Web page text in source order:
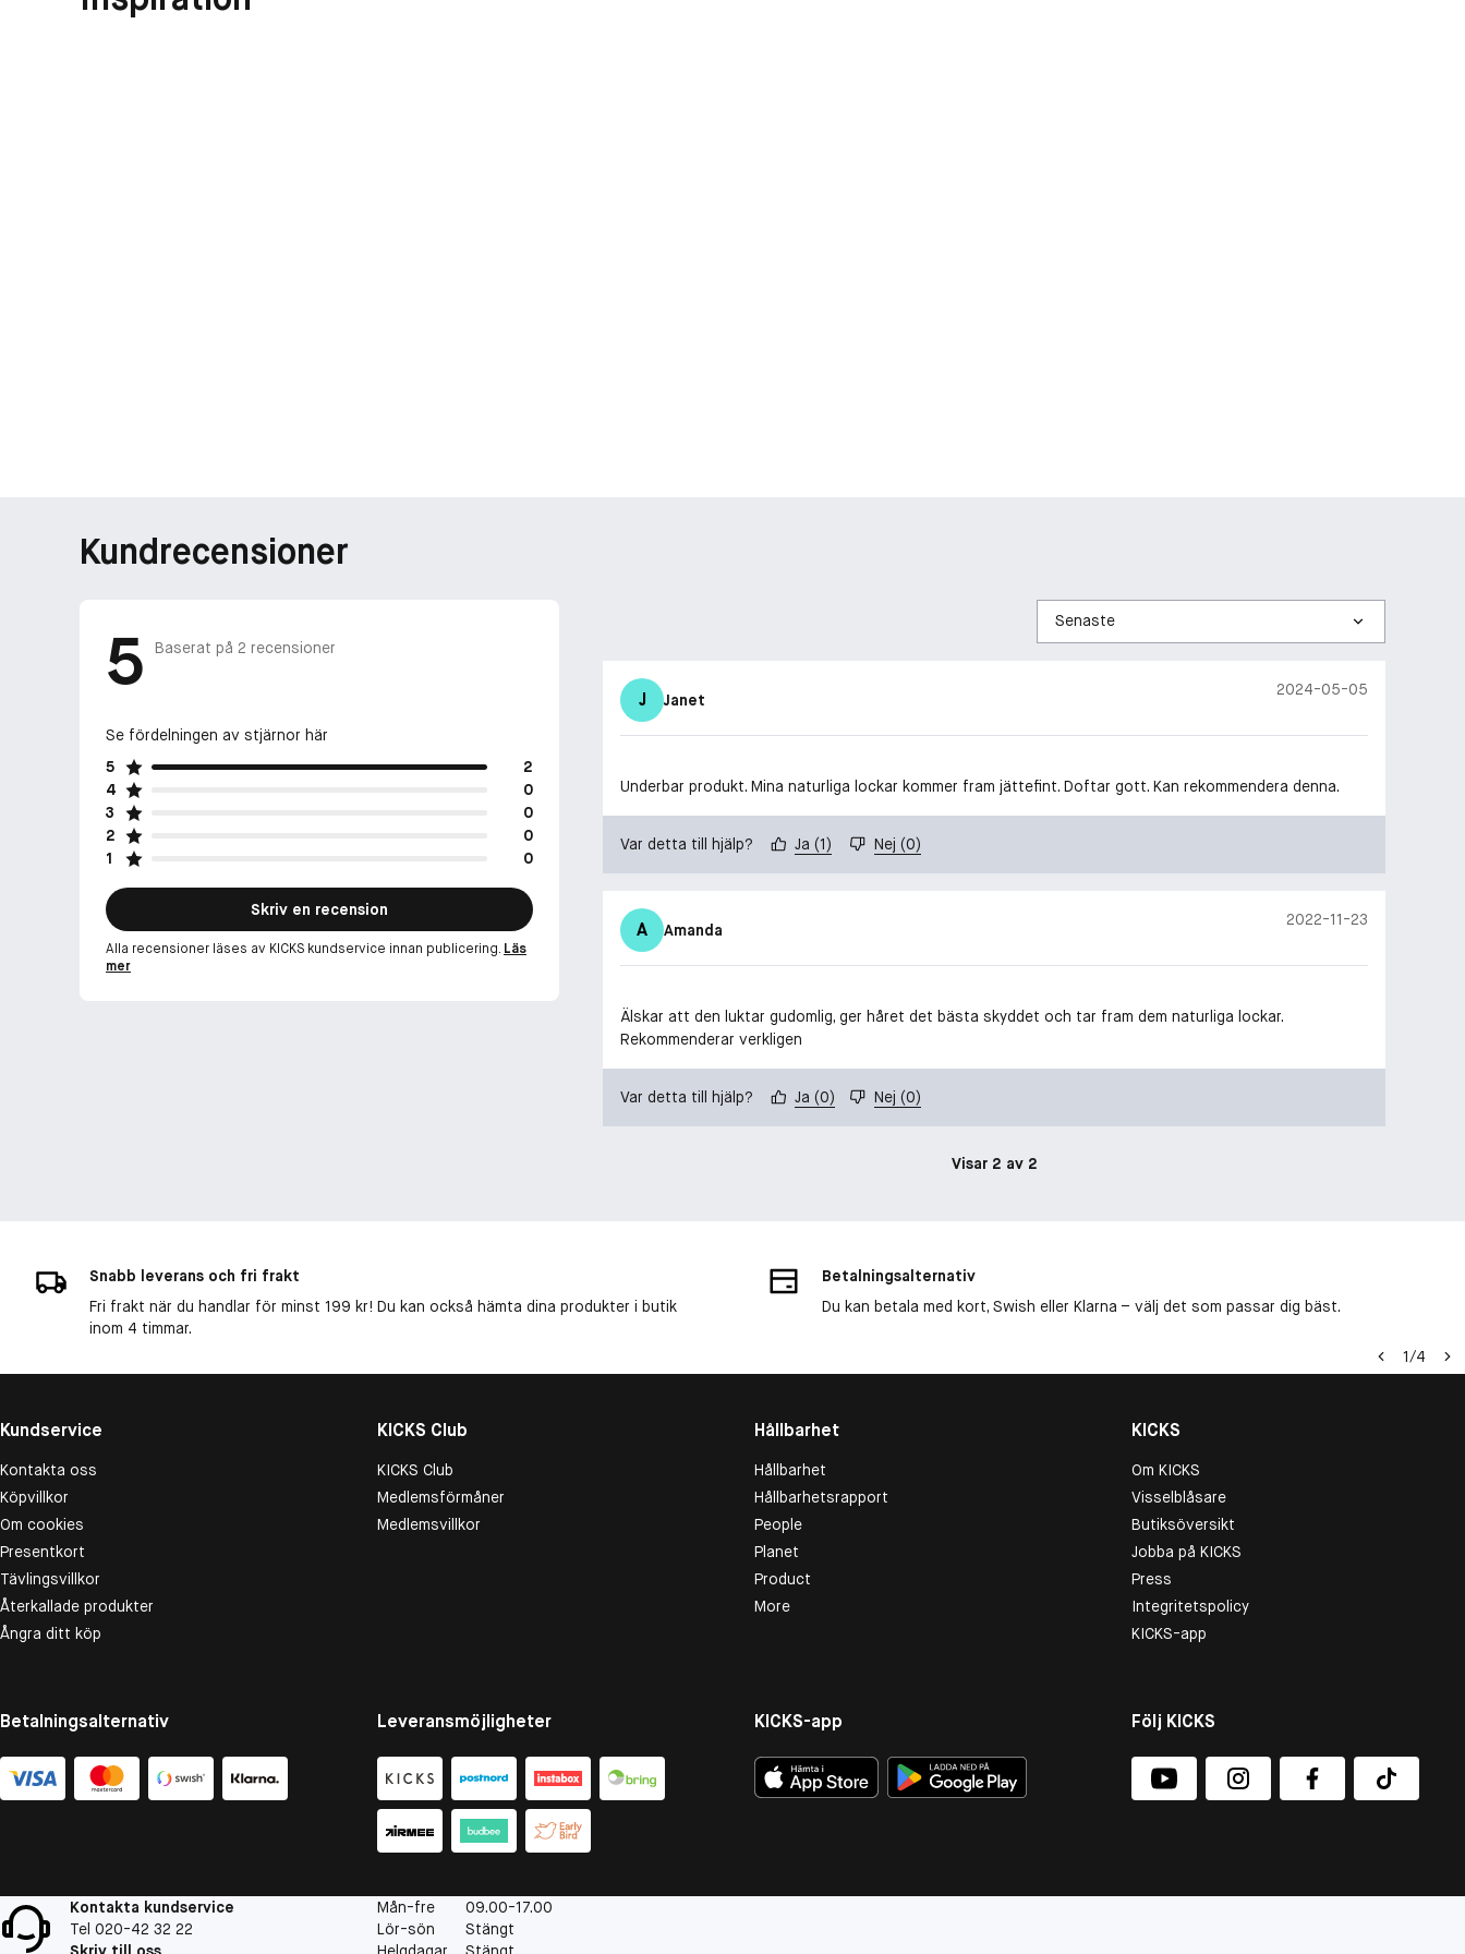
Kundrecensioner
5 Baserat på 2 recensioner
Se fördelningen av stjärnor här
5
2
4
0
3
0
2
0
1
0
Skriv en recension
Alla recensioner läses av KICKS kundservice innan publicering. Läs
mer
Sortera
efter
J Janet
2024-05-05
Underbar produkt. Mina naturliga lockar kommer fram jättefint. Doftar gott. Kan rekommendera denna.
Var detta till hjälp? Ja (1) Nej (0)
A Amanda
2022-11-23
Älskar att den luktar gudomlig, ger håret det bästa skyddet och tar fram dem naturliga lockar.
Rekommenderar verkligen
Var detta till hjälp? Ja (0) Nej (0)
Visar 2 av 2
Snabb leverans och fri frakt
Fri frakt när du handlar för minst 199 kr! Du kan också hämta dina produkter i butik
inom 4 timmar.
Betalningsalternativ
Du kan betala med kort, Swish eller Klarna – välj det som passar dig bäst.
1/4
Kundservice
Kontakta oss
Köpvillkor
Om cookies
Presentkort
Tävlingsvillkor
Återkallade produkter
Ångra ditt köp
KICKS Club
KICKS Club
Medlemsförmåner
Medlemsvillkor
Hållbarhet
Hållbarhet
Hållbarhetsrapport
People
Planet
Product
More
KICKS
Om KICKS
Visselblåsare
Butiksöversikt
Jobba på KICKS
Press
Integritetspolicy
KICKS-app
Betalningsalternativ Leveransmöjligheter KICKS-app Följ KICKS
Kontakta kundservice
Tel 020-42 32 22
Mån-fre
09.00-17.00
Lör-sön
Stängt